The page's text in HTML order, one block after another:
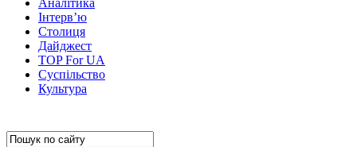
Аналітика
Інтерв’ю
Столиця
Дайджест
TOP For UA
Суспiльство
Культура